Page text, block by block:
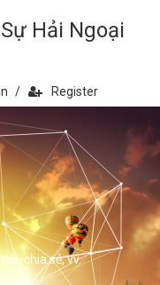
Hải Ngoại
/ Register
chia sẻ, vv.